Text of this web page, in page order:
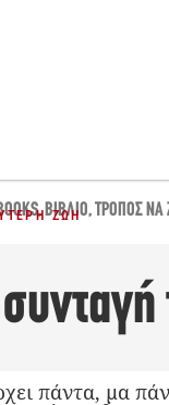
,ΒΙΒΛΊΟ,ΤΡΌΠΟΣ ΝΑ
ΖΩΉ
πάντα, μα